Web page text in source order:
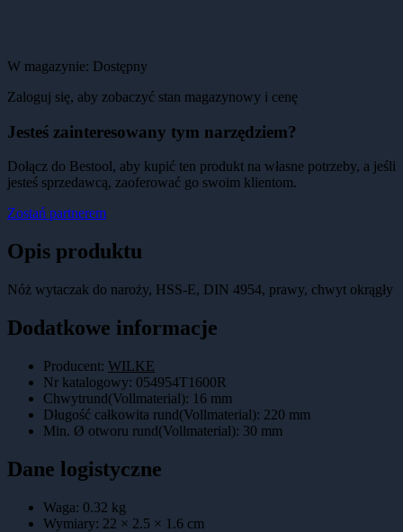
W magazynie: Dostępny
Zaloguj się, aby zobaczyć stan magazynowy i cenę
Jesteś zainteresowany tym narzędziem?
Dołącz do Bestool, aby kupić ten produkt na własne potrzeby, a jeśli
jesteś sprzedawcą, zaoferować go swoim klientom.
Zostań partnerem
Opis produktu
Nóż wytaczak do naroży, HSS-E, DIN 4954, prawy, chwyt okrągły
Dodatkowe informacje
Producent: WILKE
Nr katalogowy: 054954T1600R
Chwytrund(Vollmaterial): 16 mm
Długość całkowita rund(Vollmaterial): 220 mm
Min. Ø otworu rund(Vollmaterial): 30 mm
Dane logistyczne
Waga: 0.32 kg
Wymiary: 22 × 2.5 × 1.6 cm